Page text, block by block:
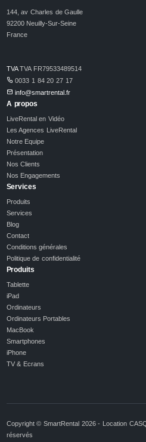
144, av Charles de Gaulle
92200 Neuilly-Sur-Seine
France
TVATVA FR79533489514
0033 1 84 20 27 17
info@smartrental.fr
A propos
LiveRental en Vidéo
Les Agences LiveRental
Notre Equipe
Présentation
Nos Clients
Nos Engagements
Services
Produits
Services
Blog
Contact
Conditions générales
Politique de confidentialité
Produits
Tablette
iPad
Ordinateurs
Ordinateurs Portables
MacBook
Smartphones
iPhone
TV & Ecrans
Copyright © SmartRental 2026 - Location
réservés